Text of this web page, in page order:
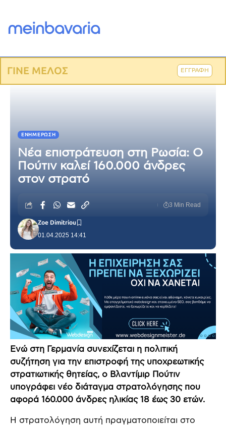
ΓΙΝΕ ΜΕΛΟΣ ΕΓΓΡΑΦΗ
ΕΝΗΜΈΡΩΣΗ
Νέα επιστράτευση στη Ρωσία: Ο
Πούτιν καλεί 160.000 άνδρες
στον στρατό
01.04.2025 14:41
Zoe Dimitriou
3 Min Read
Ενώ στη Γερμανία συνεχίζεται η πολιτική
συζήτηση για την επιστροφή της υποχρεωτικής
στρατιωτικής θητείας, ο Βλαντίμιρ Πούτιν
υπογράφει νέο διάταγμα στρατολόγησης που
αφορά 160.000 άνδρες ηλικίας 18 έως 30 ετών.
Η στρατολόγηση αυτή πραγματοποιείται στο